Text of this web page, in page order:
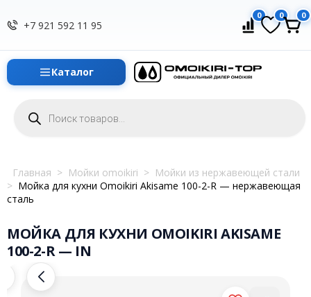
+7 921 592 11 95
0 0 0
Каталог
товаров
Главная > Мойки omoikiri > Мойки из нержавеющей стали
> Мойка для кухни Omoikiri Akisame 100-2-R — нержавеющая
сталь
МОЙКА ДЛЯ КУХНИ OMOIKIRI AKISAME
100-2-R — IN